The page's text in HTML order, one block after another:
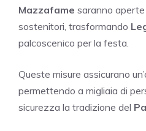
Mazzafame saranno
sostenitori, trasformando
palcoscenico per la festa.
Queste misure assicurano
permettendo a migliaia di
sicurezza la tradizione del